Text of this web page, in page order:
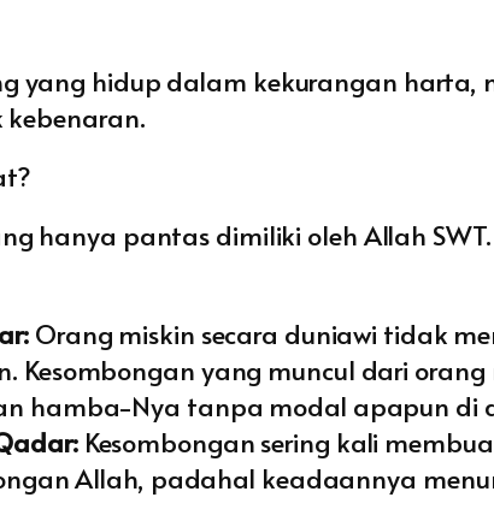
yang hidup dalam kekurangan
hanya pantas dimiliki oleh Allah
Orang miskin secara duniawi tidak
Kesombongan yang muncul dari
hamba-Nya tanpa modal apapun di
Kesombongan sering kali
Allah, padahal keadaannya